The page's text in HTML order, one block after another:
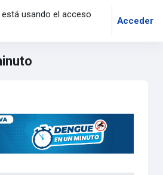
usando el acceso
Acceder
temas